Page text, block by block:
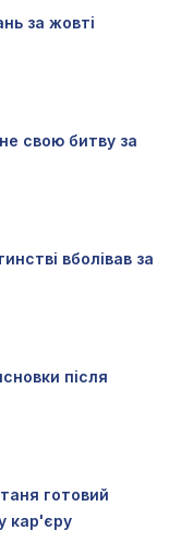
за жовті
свою битву за
вболівав за
після
готовий
кар'єру